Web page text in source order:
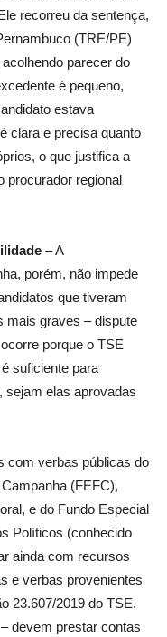
recorreu da sentença,
(TRE/PE)
parecer do
é pequeno,
estava
clara e precisa quanto
o que justifica a
procurador regional
– A
porém, não impede
que tiveram
mais graves – dispute
porque o TSE
suficiente para
sejam elas aprovadas
com verbas públicas do
(FEFC),
e do Fundo Especial
Políticos (conhecido
ainda com recursos
e verbas provenientes
23.607/2019 do TSE.
devem prestar contas